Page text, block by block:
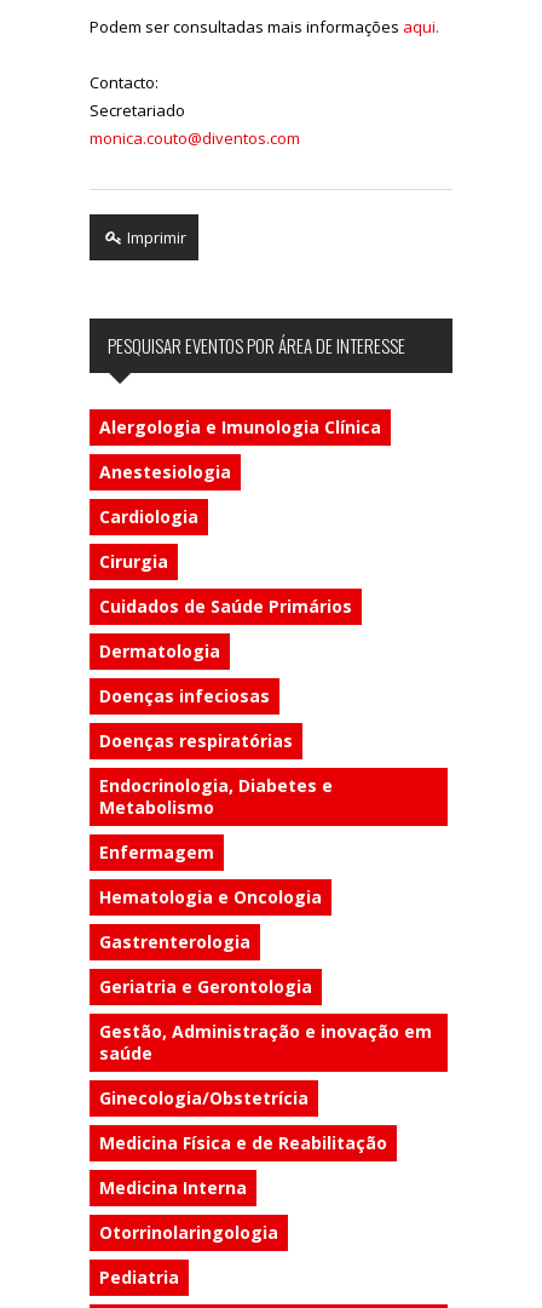
Podem ser consultadas mais informações aqui.
Contacto:
Secretariado
monica.couto@diventos.com
Imprimir
PESQUISAR EVENTOS POR ÁREA DE INTERESSE
Alergologia e Imunologia Clínica
Anestesiologia
Cardiologia
Cirurgia
Cuidados de Saúde Primários
Dermatologia
Doenças infeciosas
Doenças respiratórias
Endocrinologia, Diabetes e
Metabolismo
Enfermagem
Hematologia e Oncologia
Gastrenterologia
Geriatria e Gerontologia
Gestão, Administração e inovação em
saúde
Ginecologia/Obstetrícia
Medicina Física e de Reabilitação
Medicina Interna
Otorrinolaringologia
Pediatria